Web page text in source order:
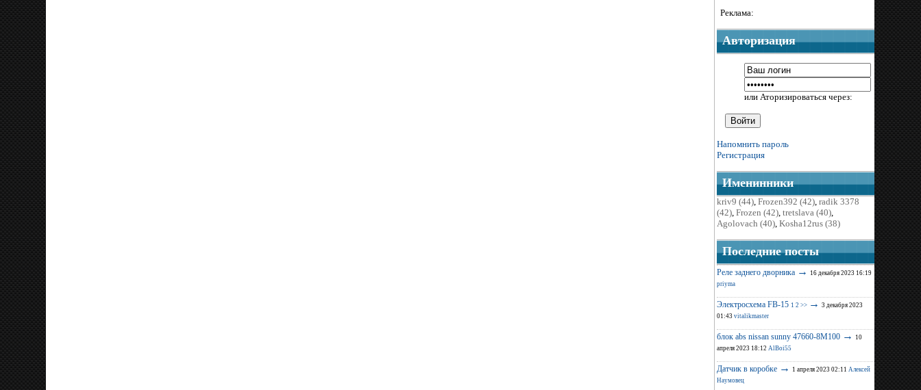
Реклама:
Авторизация
или Аторизироваться через:
Напомнить пароль
Регистрация
Именинники
kriv9 (44) Frozen392 (42) radik 3378
(42) Frozen (42) tretslava (40)
Agolovach (40) Kosha12rus (38)
Последние поcты
Реле заднего дворника →
16 декабря 2023 16:19
priyma
Электросхема FB-15 1 2 >> → 3 декабря 2023
01:43 vitalikmaster
блок abs nissan sunny 47660-8M100 →
10
апреля 2023 18:12 AlBoi55
Датчик в коробке → 1 апреля 2023 02:11 Алексей
Наумовец